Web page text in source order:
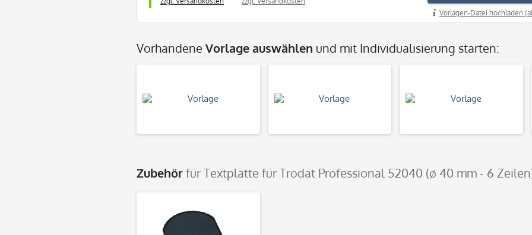
Vorlagen-Datei hochladen
Vorhandene Vorlage auswählen und mit Individualisierung starten:
Zubehörfür Textplatte für Trodat Professional 52040 (ø 40 mm - 6